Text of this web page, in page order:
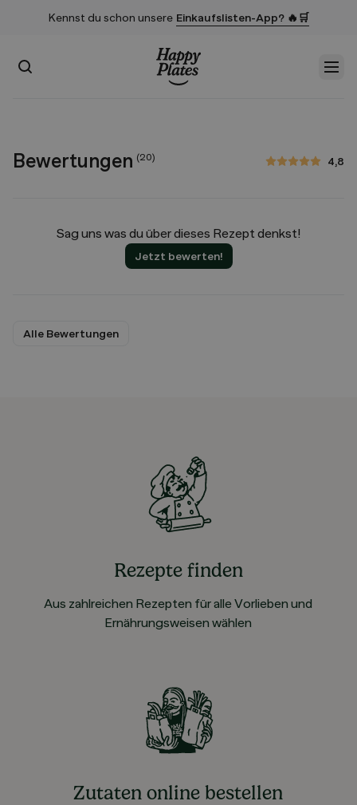
Kennst du schon unsere Einkaufslisten-App? 🔥🛒
Suchen
Bewertungen (20) 4,8
4,8 von 5 Sternen
Sag uns was du über dieses Rezept denkst!
Jetzt bewerten!
Alle Bewertungen
Rezepte finden
Aus zahlreichen Rezepten für alle Vorlieben und
Ernährungsweisen wählen
Zutaten online bestellen